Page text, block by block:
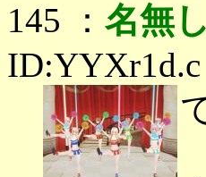
145 ： 名無
ID:YYXr1d.c